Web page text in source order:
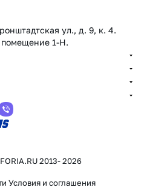
ул., д. 9, к. 4.
помещение 1-Н.
2013- 2026
Условия и соглашения